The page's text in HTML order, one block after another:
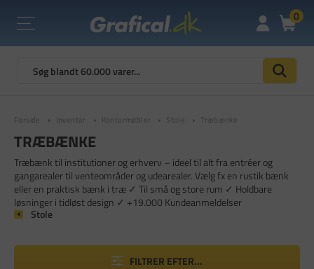
0
Forside Inventar Kontormøbler Stole Træbænke
TRÆBÆNKE
Træbænk til institutioner og erhverv – ideel til alt fra entréer og
gangarealer til venteområder og udearealer. Vælg fx en rustik bænk
eller en praktisk bænk i træ ✓ Til små og store rum ✓ Holdbare
løsninger i tidløst design ✓ +19.000 Kundeanmeldelser
Stole
FILTRER EFTER...